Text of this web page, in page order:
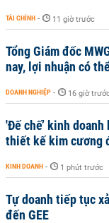
TÀI CHÍNH - 11 giờ trước
Tổng Giám đốc
nay, lợi nhuận có
DOANH NGHIỆP - 16 giờ
'Đế chế’ kinh doanh
thiết kế kim cương
KINH DOANH - 1 phút trước
Tự doanh tiếp tục
đến GEE